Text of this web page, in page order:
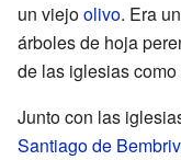
un viejoolivo. Era
árboles de hoja
de las iglesias
Junto con las
Santiago de